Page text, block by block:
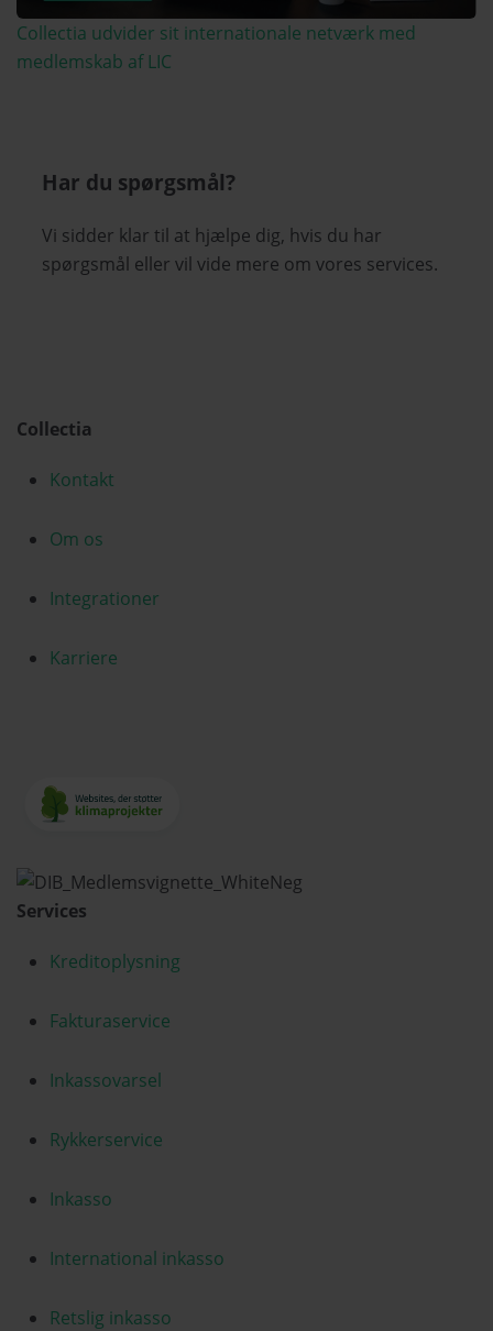
Collectia udvider sit internationale netværk med
medlemskab af LIC
Har du spørgsmål?
Vi sidder klar til at hjælpe dig, hvis du har
spørgsmål eller vil vide mere om vores services.
Collectia
Kontakt
Om os
Integrationer
Karriere
Services
Kreditoplysning
Fakturaservice
Inkassovarsel
Rykkerservice
Inkasso
International inkasso
Retslig inkasso